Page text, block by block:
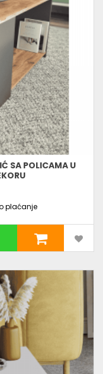
SA POLICAMA U
plaćanje